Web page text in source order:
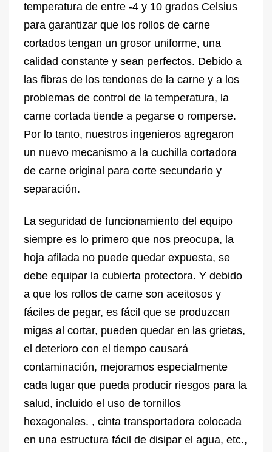
temperatura de entre -4 y 10 grados Celsius
para garantizar que los rollos de carne
cortados tengan un grosor uniforme, una
calidad constante y sean perfectos. Debido a
las fibras de los tendones de la carne y a los
problemas de control de la temperatura, la
carne cortada tiende a pegarse o romperse.
Por lo tanto, nuestros ingenieros agregaron
un nuevo mecanismo a la cuchilla cortadora
de carne original para corte secundario y
separación.
La seguridad de funcionamiento del equipo
siempre es lo primero que nos preocupa, la
hoja afilada no puede quedar expuesta, se
debe equipar la cubierta protectora. Y debido
a que los rollos de carne son aceitosos y
fáciles de pegar, es fácil que se produzcan
migas al cortar, pueden quedar en las grietas,
el deterioro con el tiempo causará
contaminación, mejoramos especialmente
cada lugar que pueda producir riesgos para la
salud, incluido el uso de tornillos
hexagonales. , cinta transportadora colocada
en una estructura fácil de disipar el agua, etc.,